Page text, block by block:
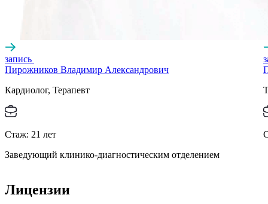
запись
Пирожников Владимир Александрович
Кардиолог, Терапевт
Стаж: 21 лет
Заведующий клинико-диагностическим отделением
Лицензии